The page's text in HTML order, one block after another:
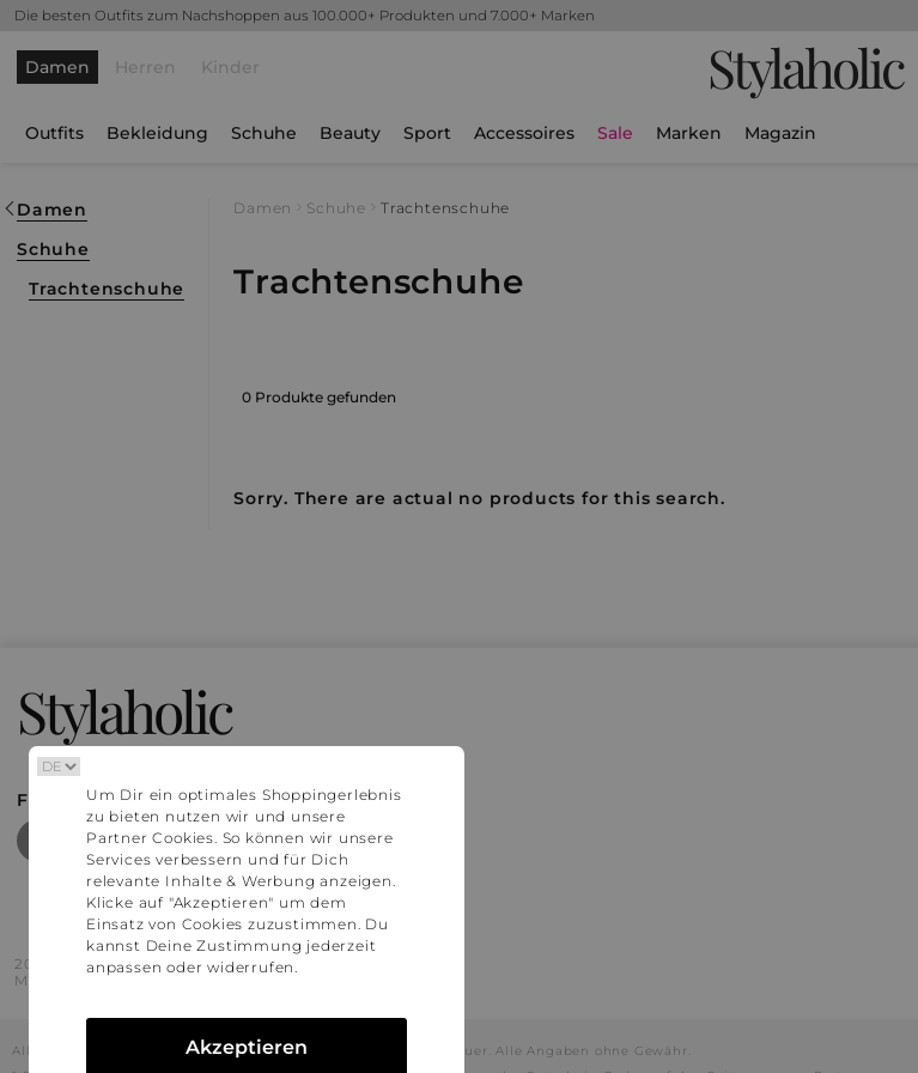
Die besten Outfits zum Nachshoppen aus 100.000+ Produkten und 7.000+ Marken
Damen Herren Kinder Stylaholic
Outfits Bekleidung Schuhe Beauty Sport Accessoires Sale Marken Magazin
Damen
Schuhe
Trachtenschuhe
Damen Schuhe Trachtenschuhe
Trachtenschuhe
0 Produkte gefunden
Sorry. There are actual no products for this search.
Stylaholic
FIND MORE INSPIRATION
2016 - 2026 © Stylaholic.
Made for you with love in munich.
Alle Preise inkl. der jeweils geltenden gesetzlichen Mehrwertsteuer. Alle Angaben ohne Gewähr.
Um Dir ein optimales Shoppingerlebnis
zu bieten nutzen wir und unsere
Partner Cookies. So können wir unsere
Services verbessern und für Dich
relevante Inhalte & Werbung anzeigen.
Klicke auf "Akzeptieren" um dem
Einsatz von Cookies zuzustimmen. Du
kannst Deine Zustimmung jederzeit
anpassen oder widerrufen.
Akzeptieren